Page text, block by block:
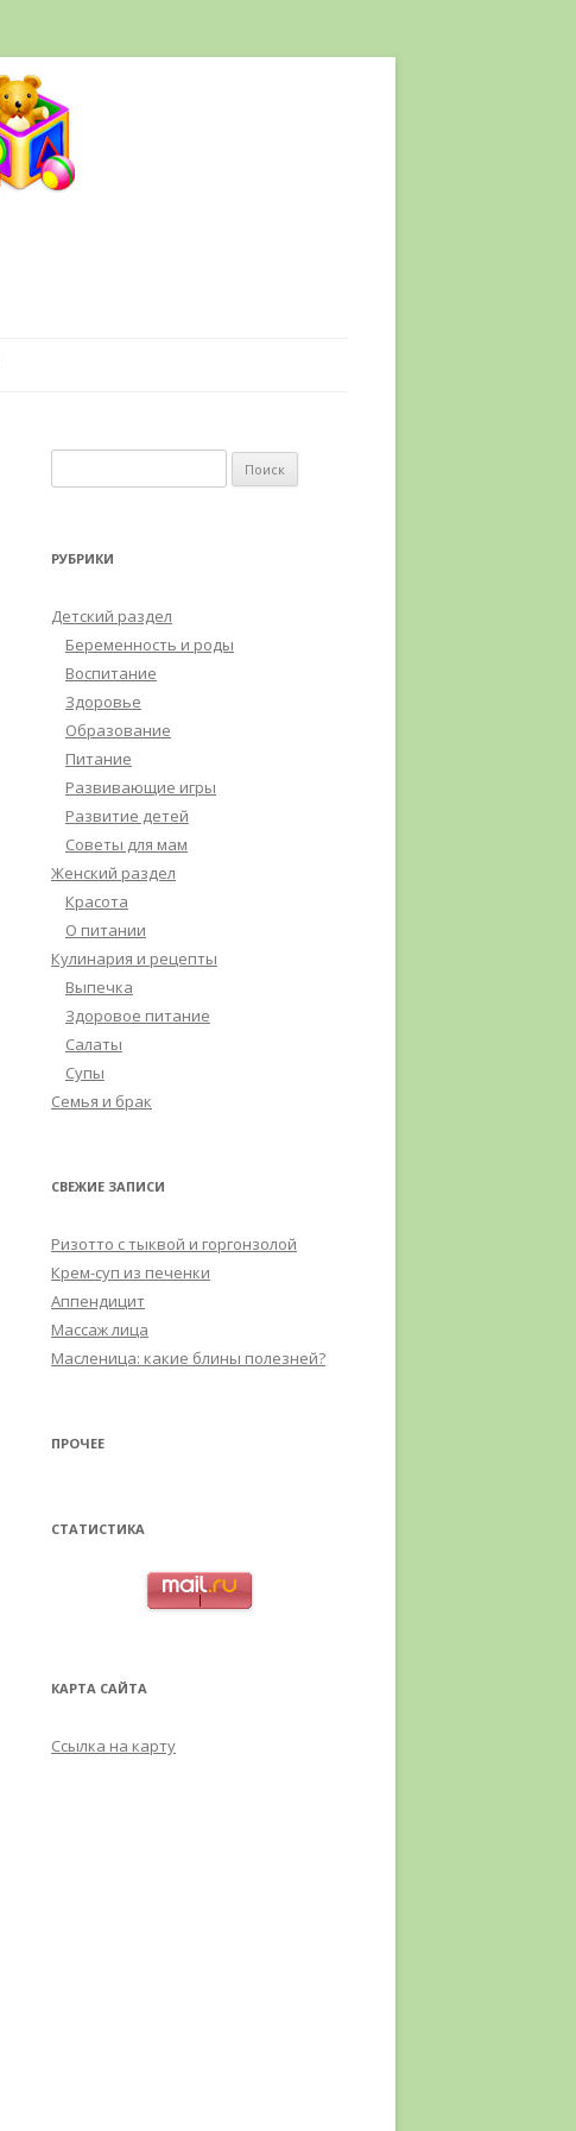
РУБРИКИ
Детский раздел
Беременность и роды
Воспитание
Здоровье
Образование
Питание
Развивающие игры
Развитие детей
Советы для мам
Женский раздел
Красота
О питании
Кулинария и рецепты
Выпечка
Здоровое питание
Салаты
Супы
Семья и брак
СВЕЖИЕ ЗАПИСИ
Ризотто с тыквой и горгонзолой
Крем-суп из печенки
Аппендицит
Массаж лица
Масленица: какие блины полезней?
ПРОЧЕЕ
СТАТИСТИКА
КАРТА САЙТА
Ссылка на карту